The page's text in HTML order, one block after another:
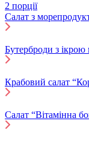
2 порції
Салат з
Бутерброди з ікрою
Крабовий салат
Салат “Вітамінна